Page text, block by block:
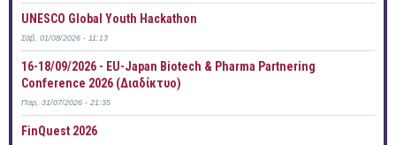
UNESCO Global Youth Hackathon
Σάβ, 01/08/2026 - 11:13
16-18/09/2026 - EU-Japan Biotech & Pharma Partnering
Conference 2026 (Διαδίκτυο)
Παρ, 31/07/2026 - 21:35
FinQuest 2026